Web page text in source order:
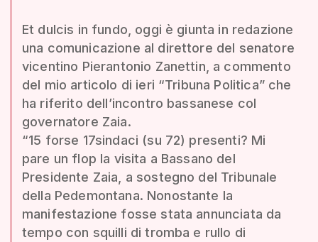
Et dulcis in fundo, oggi è giunta in redazione
una comunicazione al direttore del senatore
vicentino Pierantonio Zanettin, a commento
del mio articolo di ieri “Tribuna Politica” che
ha riferito dell’incontro bassanese col
governatore Zaia.
“15 forse 17sindaci (su 72) presenti? Mi
pare un flop la visita a Bassano del
Presidente Zaia, a sostegno del Tribunale
della Pedemontana. Nonostante la
manifestazione fosse stata annunciata da
tempo con squilli di tromba e rullo di